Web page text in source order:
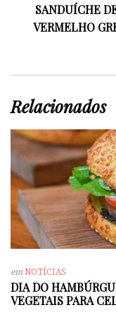
SANDUÍCHE
VERMELHO
Relacionados
emNOTÍCIAS
DIA DO
VEGETAIS PARA